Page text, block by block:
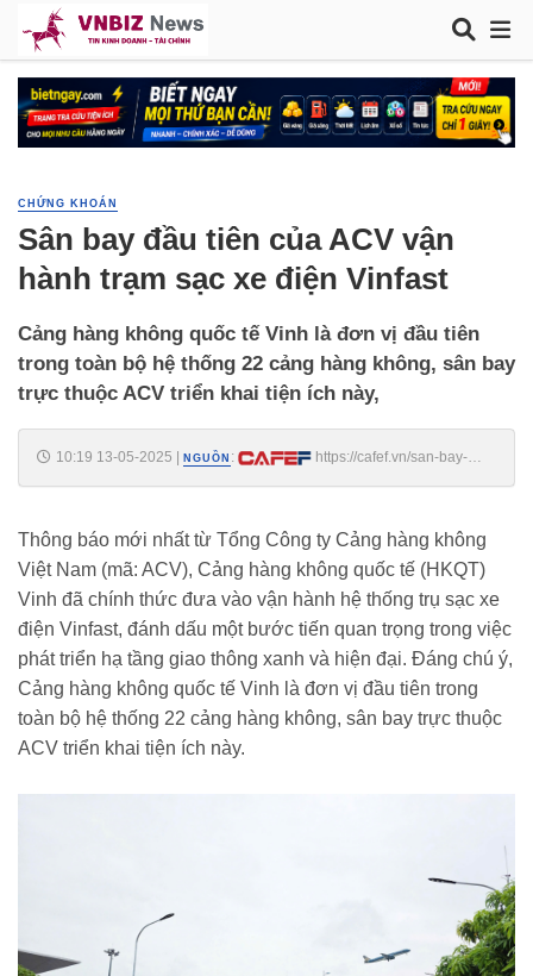
CHỨNG KHOÁN
Sân bay đầu tiên của ACV vận
hành trạm sạc xe điện Vinfast
Cảng hàng không quốc tế Vinh là đơn vị đầu tiên
trong toàn bộ hệ thống 22 cảng hàng không, sân bay
trực thuộc ACV triển khai tiện ích này,
10:19 13-05-2025 NGUỒN :
https://cafef.vn/san-bay-
Thông báo mới nhất từ Tổng Công ty Cảng hàng không
Việt Nam (mã: ACV), Cảng hàng không quốc tế (HKQT)
Vinh đã chính thức đưa vào vận hành hệ thống trụ sạc xe
điện Vinfast, đánh dấu một bước tiến quan trọng trong việc
phát triển hạ tầng giao thông xanh và hiện đại. Đáng chú ý,
Cảng hàng không quốc tế Vinh là đơn vị đầu tiên trong
toàn bộ hệ thống 22 cảng hàng không, sân bay trực thuộc
ACV triển khai tiện ích này.